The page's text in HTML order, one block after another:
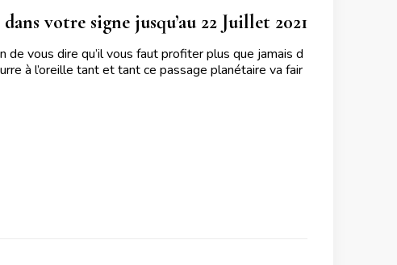
votre signe jusqu’au 22 Juillet 2021
vous dire qu’il vous faut profiter plus que jamais d
à l’oreille tant et tant ce passage planétaire va fair